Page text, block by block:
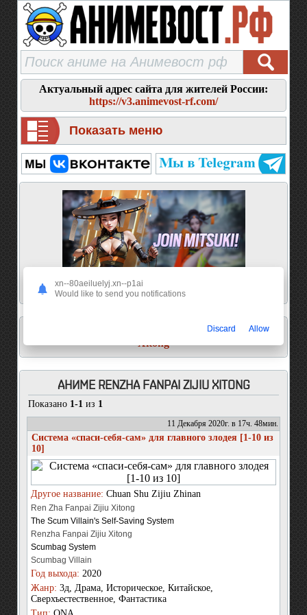
Актуальный адрес сайта для жителей России:
https://v3.animevost-rf.com/
Показать меню
Аниме Renzha Fanpai Zijiu
Xitong
АНИМЕ RENZHA FANPAI ZIJIU XITONG
Показано 1-1 из 1
11 Декабря 2020г. в 17ч. 48мин.
Система «спаси-себя-сам» для главного злодея [1-10 из
10]
Другое название: Chuan Shu Zijiu Zhinan
Ren Zha Fanpai Zijiu Xitong
The Scum Villain's Self-Saving System
Renzha Fanpai Zijiu Xitong
Scumbag System
Scumbag Villain
Год выхода: 2020
Жанр: 3д, Драма, Историческое, Китайское,
Сверхъестественное, Фантастика
xn--80aeiluelyj.xn--p1ai
Would like to send you notifications
Discard Allow